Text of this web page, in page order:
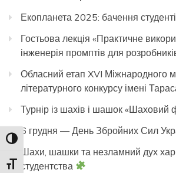
Toggle High Contrast
Toggle Font size
Екопланета 2025: бачення
Гостьова лекція «Практичне
інженерія промптів для
Обласний етап XVI Міжнародного
літературного конкурсу імені
Турнір із шахів і шашок «Шаховий
6 грудня — День Збройних Сил
Шахи, шашки та незламний дух
студентства